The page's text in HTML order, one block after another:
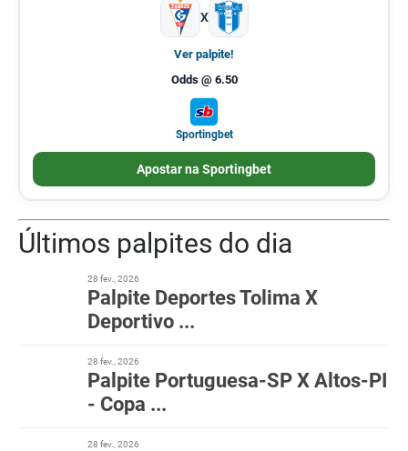
X
Ver palpite!
Odds @ 6.50
Sportingbet
Apostar na Sportingbet
Últimos palpites do dia
28 fev., 2026
Palpite Deportes Tolima X
Deportivo ...
28 fev., 2026
Palpite Portuguesa-SP X Altos-PI
- Copa ...
28 fev., 2026